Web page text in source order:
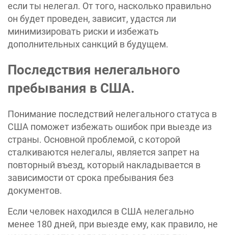
если ты нелегал. От того, насколько правильно
он будет проведен, зависит, удастся ли
минимизировать риски и избежать
дополнительных санкций в будущем.
Последствия нелегального
пребывания в США.
Понимание последствий нелегального статуса в
США поможет избежать ошибок при выезде из
страны. Основной проблемой, с которой
сталкиваются нелегалы, является запрет на
повторный въезд, который накладывается в
зависимости от срока пребывания без
документов.
Если человек находился в США нелегально
менее 180 дней, при выезде ему, как правило, не